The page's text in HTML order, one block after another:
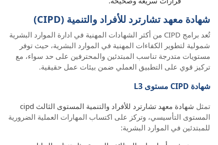
شهادة معهد تشارترد للأفراد والتنمية (CIPD)
تُعد برامج CIPD من أكثر الشهادات المهنية في ادارة الموارد البشرية
شمولية لتطوير الكفاءات المهنية في الموارد البشرية، حيث توفر
مستويات متدرجة تناسب المبتدئين والمحترفين على حد سواء، مع
تركيز قوي على التطبيق العملي ضمن بيئات عمل حقيقية.
شهادة CIPD مستوى L3
تمثل شهادة معهد تشارترد للأفراد والتنمية المستوى الثالث cipd
المستوى التأسيسي، وتركز على اكتساب المهارات العملية الضرورية
للمبتدئين في الموارد البشرية: